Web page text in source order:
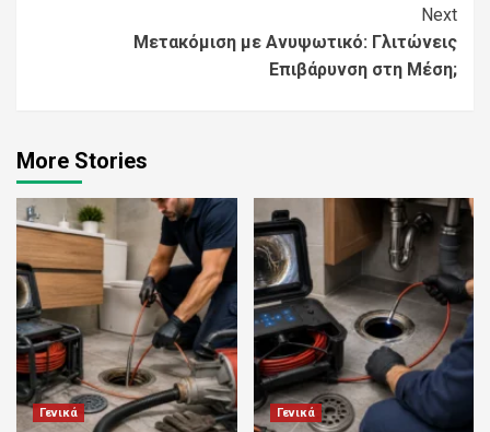
Next
Μετακόμιση με Ανυψωτικό: Γλιτώνεις
Επιβάρυνση στη Μέση;
More Stories
Γενικά Γενικά